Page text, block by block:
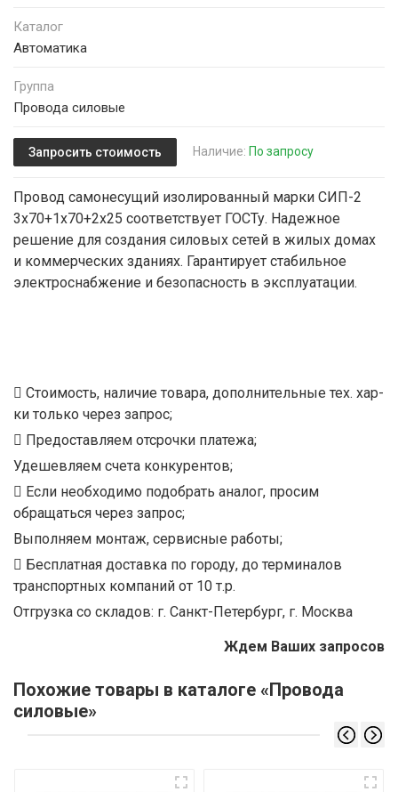
Каталог
Автоматика
Группа
Провода силовые
Запросить стоимость Наличие: По запросу
Провод самонесущий изолированный марки СИП-2
3х70+1х70+2х25 соответствует ГОСТу. Надежное
решение для создания силовых сетей в жилых домах
и коммерческих зданиях. Гарантирует стабильное
электроснабжение и безопасность в эксплуатации.
Стоимость, наличие товара, дополнительные тех. хар-
ки только через запрос;
Предоставляем отсрочки платежа;
Удешевляем счета конкурентов;
Если необходимо подобрать аналог, просим
обращаться через запрос;
Выполняем монтаж, сервисные работы;
Бесплатная доставка по городу, до терминалов
транспортных компаний от 10 т.р.
Отгрузка со складов: г. Санкт-Петербург, г. Москва
Ждем Ваших запросов
Похожие товары в каталоге «Провода
силовые»